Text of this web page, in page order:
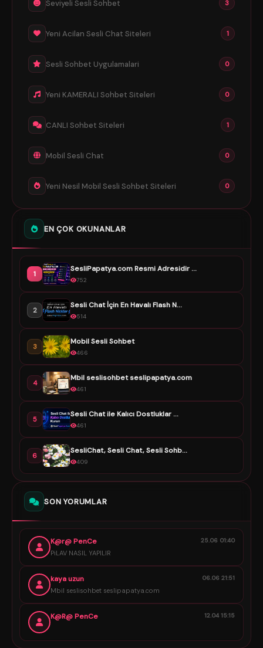
Seviyeli Sesli Sohbet 3
Yeni Acilan Sesli Chat Siteleri 1
Sesli Sohbet Uygulamalari 0
Yeni KAMERALI Sohbet Siteleri 0
CANLI Sohbet Siteleri 1
Mobil Sesli Chat 0
Yeni Nesil Mobil Sesli Sohbet Siteleri 0
EN ÇOK OKUNANLAR
1
SesliPapatya.com Resmi Adresidir ...
752
2
Sesli Chat İçin En Havalı Flash N...
514
3
Mobil Sesli Sohbet
466
4
Mbil seslisohbet seslipapatya.com
461
5
Sesli Chat ile Kalıcı Dostluklar ...
461
6
SesliChat, Sesli Chat, Sesli Sohb...
409
SON YORUMLAR
K@r@ PenCe
PiLAV NASIL YAPILIR
25.06 01:40
kaya uzun
Mbil seslisohbet seslipapatya.com
06.06 21:51
K@R@ PenCe 12.04 15:15